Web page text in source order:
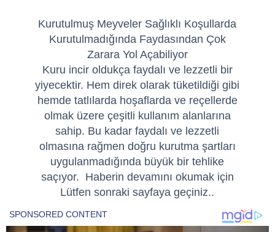
Kurutulmuş Meyveler Sağlıklı Koşullarda
Kurutulmadığında Faydasından Çok
Zarara Yol Açabiliyor
Kuru incir oldukça faydalı ve lezzetli bir
yiyecektir. Hem direk olarak tüketildiği gibi
hemde tatlılarda hoşaflarda ve reçellerde
olmak üzere çeşitli kullanım alanlarına
sahip. Bu kadar faydalı ve lezzetli
olmasına rağmen doğru kurutma şartları
uygulanmadığında büyük bir tehlike
saçıyor. Haberin devamını okumak için
Lütfen sonraki sayfaya geçiniz..